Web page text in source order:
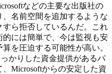
などの主要な出版社の
名前空間を追加するような
ら拒否しているんだ。これ
には簡単で、今は監視も安
を圧迫する可能性が高い。
かりした資金提供があるパ
Microsoftからの安定した資